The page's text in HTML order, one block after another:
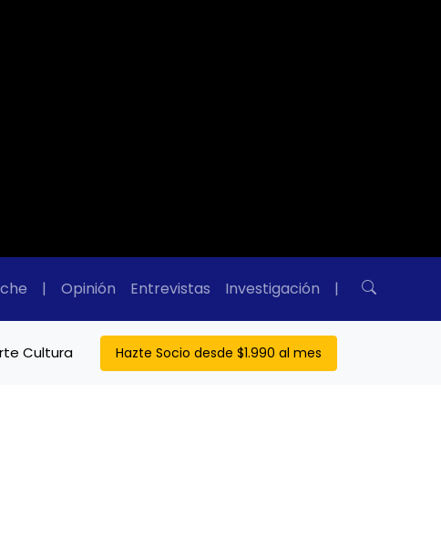
| Opinión Entrevistas Investigación |
Cultura Hazte Socio desde $1.990 al mes